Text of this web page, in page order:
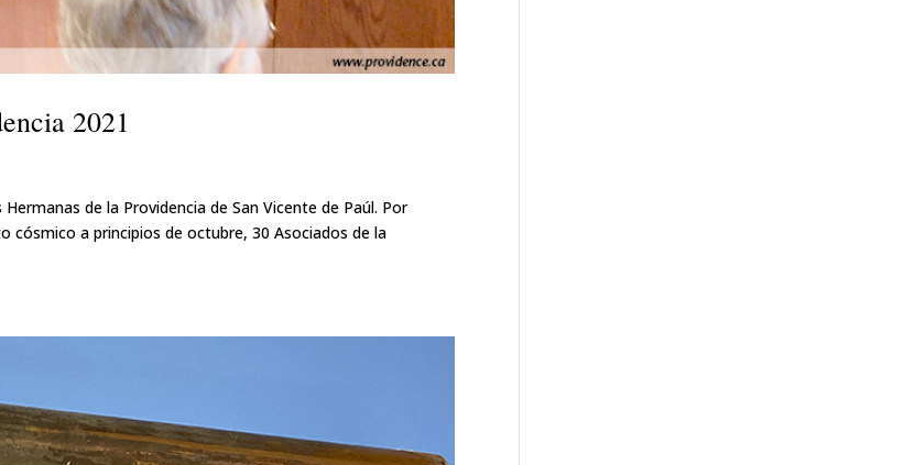
2021
de la Providencia de San Vicente de Paúl. Por
cósmico a principios de octubre, 30 Asociados de la